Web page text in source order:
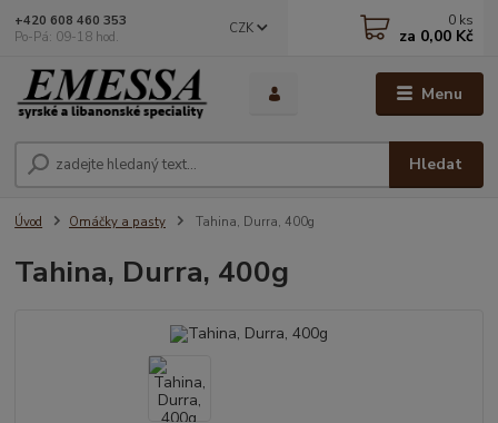
Menu
CZK
Hledat
+420 608 460 353
Po-Pá: 09-18 hod.
0 ks
za 0,00 Kč
Úvod Omáčky a pasty Tahina, Durra, 400g
Tahina, Durra, 400g